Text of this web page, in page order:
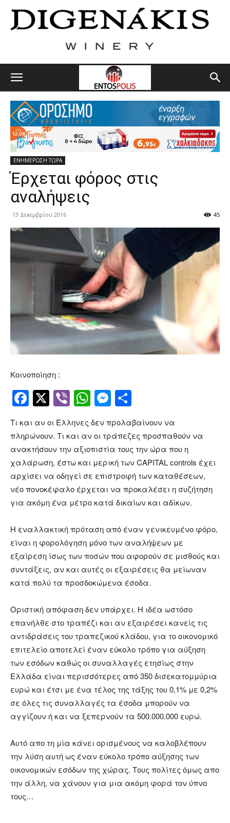
ΕΝΗΜΕΡΩΣΗ ΤΩΡΑ
Έρχεται φόρος στις
αναλήψεις
13 Δεκεμβρίου 2016 45
Κοινοποίηση :
Facebook
Twitter
ViberWhatsApp
Messenger
Τι και αν οι Έλληνες δεν προλαβαίνουν να
πληρώνουν. Τι και αν οι τράπεζες προσπαθούν να
ανακτήσουν την αξιοπιστία τους την ώρα που η
χαλάρωση, έστω και μερική των CAPITAL controls έχει
αρχίσει να οδηγεί σε επιστροφή των καταθέσεων,
νέο πονοκέφαλο έρχεται να προκαλέσει η συζήτηση
για ακόμη ένα μέτρο κατά δικαίων και αδίκων.
Η εναλλακτική πρόταση από έναν γενικευμένο φόρο,
είναι η φορολόγηση μόνο των αναλήψεων με
εξαίρεση ίσως των ποσών που αφορούν σε μισθούς και
συντάξεις, αν και αυτές οι εξαιρέσεις θα μείωναν
κατά πολύ τα προσδοκώμενα έσοδα.
Οριστική απόφαση δεν υπάρχει. Η ιδέα ωστόσο
επανήλθε στο τραπέζι και αν εξαιρέσει κανείς τις
αντιδράσεις του τραπεζικού κλάδου, για το οικονομικό
επιτελείο αποτελεί έναν εύκολο τρόπο για αύξηση
των εσόδων καθώς οι συναλλαγές ετησίως στην
Ελλάδα είναι περισσότερες από 350 δισεκατομμύρια
ευρώ και έτσι με ένα τέλος της τάξης του 0,1% με 0,2%
σε όλες τις συναλλαγές τα έσοδα μπορούν να
αγγίζουν ή και να ξεπερνούν τα 500.000.000 ευρώ.
Αυτό απο τη μία κάνει ορισμένους να καλοβλέπουν
την λύση αυτή ως έναν εύκολο τρόπο αύξησης των
οικονομικών εσόδων της χώρας. Τους πολίτες όμως απο
την άλλη, να χάνουν για μια ακόμη φορά τον ύπνο
τους…